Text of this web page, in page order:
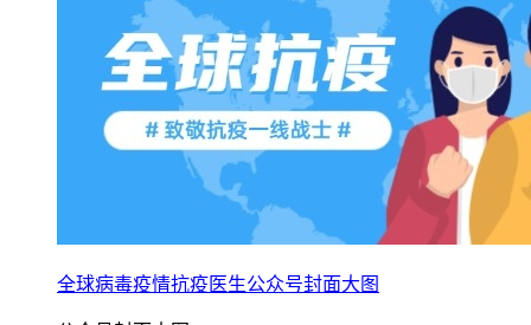
全球病毒疫情抗疫医生公众号封面大图